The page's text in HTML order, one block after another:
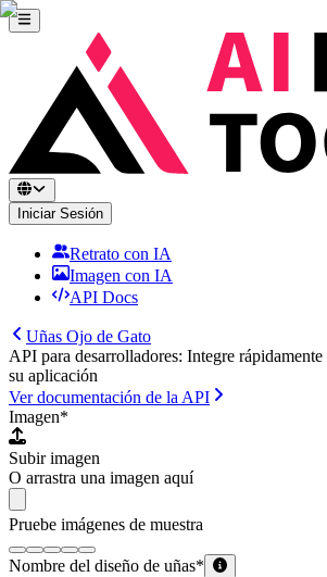
Iniciar Sesión
Retrato con IA
Imagen con IA
API Docs
Uñas Ojo de Gato
API para desarrolladores: Integre
su aplicación
Ver documentación de la API
Imagen*
Subir imagen
O arrastra una imagen aquí
Pruebe imágenes de muestra
Nombre del diseño de uñas*